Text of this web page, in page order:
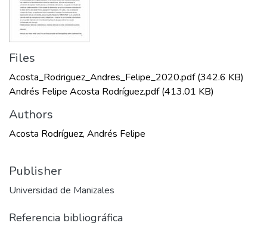
Files
Acosta_Rodriguez_Andres_Felipe_2020.pdf(342.6 KB)
Andrés Felipe Acosta Rodríguez.pdf(413.01 KB)
Authors
Acosta Rodríguez, Andrés Felipe
Publisher
Universidad de Manizales
Referencia bibliográfica